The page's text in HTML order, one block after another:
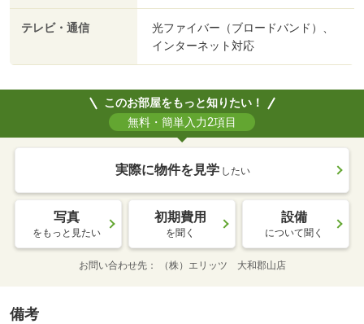
テレビ・通信
光ファイバー（ブロードバンド）、
インターネット対応
このお部屋をもっと知りたい！
無料・簡単入力2項目
実際に物件を見学 したい
写真
をもっと見たい
初期費用
を聞く
設備
について聞く
お問い合わせ先 （株）エリッツ 大和郡山店
備考